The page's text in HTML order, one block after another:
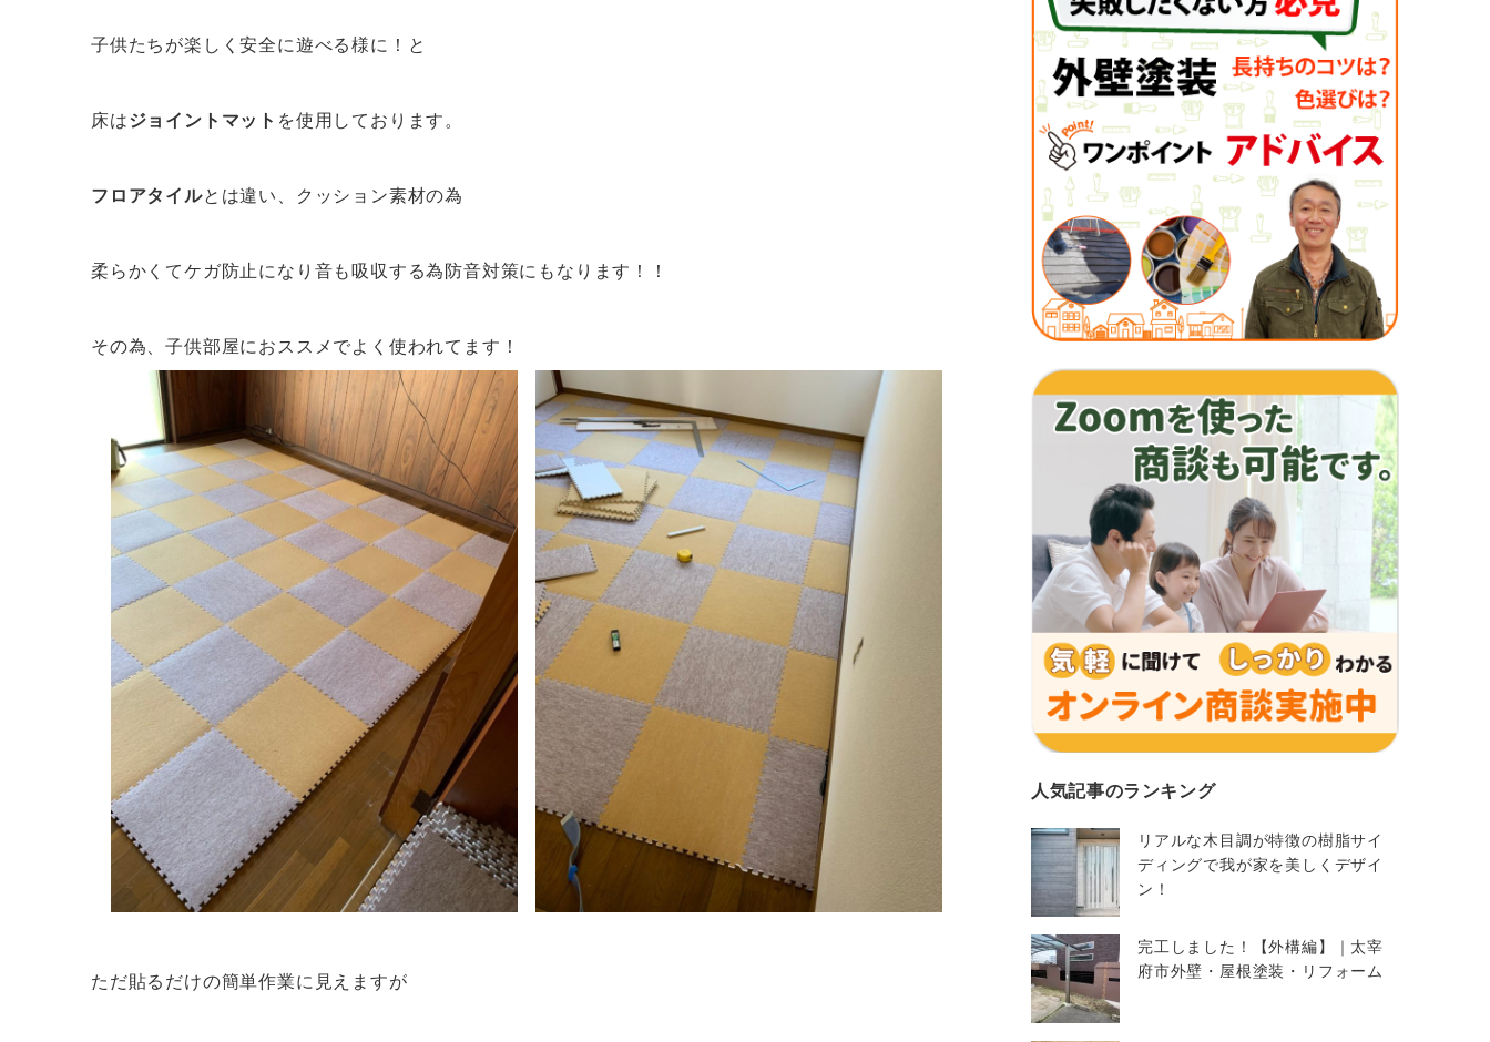
子供たちが楽しく安全に遊べる様に！と
床はジョイントマット を使用しております。
フロアタイルとは違い、クッション素材の為
柔らかくてケガ防止になり音も吸収する為防音対策にもなります！！
その為、子供部屋におススメでよく使われてます！
ただ貼るだけの簡単作業に見えますが
人気記事のランキング
リアルな木目調が特徴の樹脂サイ
ディングで我が家を美しくデザイ
ン！
完工しました！【外構編】｜太宰
府市外壁・屋根塗装・リフォーム